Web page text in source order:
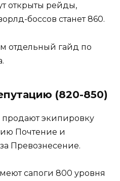
открыты рейды,
боссов станет 860.
отдельный гайд по
(820-850)
экипировку
Почтение и
Превознесение.
сапоги 800 уровня